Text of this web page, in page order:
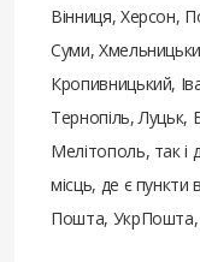
Вінниця, Херсон,
Суми,
Кропивницький,
Тернопіль, Луцьк,
Мелітополь, так і
місць, де є пункти
Пошта, УкрПошта,